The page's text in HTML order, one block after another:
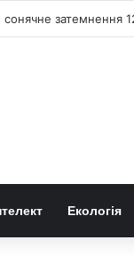
затемнення
Екологія